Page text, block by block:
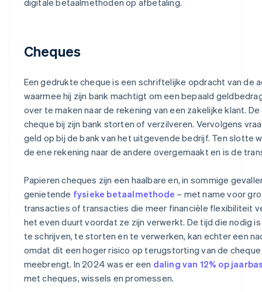
Cheques
Een gedrukte cheque is een schriftelijke opdracht van de
waarmee hij zijn bank machtigt om een bepaald
over te maken naar de rekening van een zakelijke klant.
cheque bij zijn bank storten of verzilveren. Vervolgens
geld op bij de bank van het uitgevende bedrijf. Ten slotte
de ene rekening naar de andere overgemaakt en is de
Papieren cheques zijn een haalbare en, in sommige
genietende fysieke betaalmethode – met name voor
transacties of transacties die meer financiële flexibiliteit
het even duurt voordat ze zijn verwerkt. De tijd die nodig
te schrijven, te storten en te verwerken, kan echter een
omdat dit een hoger risico op terugstorting van de
meebrengt. In 2024 was er een daling van 12% op
met cheques, wissels en promessen.